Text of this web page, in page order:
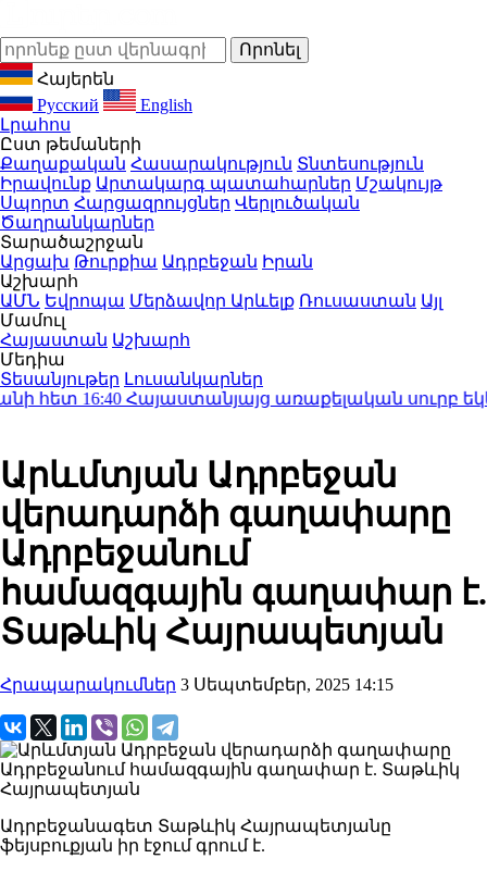
Հայերեն
Русский
English
Լրահոս
Ըստ թեմաների
Քաղաքական Հասարակություն Տնտեսություն
Իրավունք Արտակարգ պատահարներ Մշակույթ
Սպորտ Հարցազրույցներ Վերլուծական
Ծաղրանկարներ
Տարածաշրջան
Արցախ Թուրքիա Ադրբեջան Իրան
Աշխարհ
ԱՄՆ Եվրոպա Մերձավոր Արևելք Ռուսաստան Այլ
Մամուլ
Հայաստան Աշխարհ
Մեդիա
Տեսանյութեր Լուսանկարներ
16:40 Հայաստանյայց առաքելական սուրբ
Արևմտյան Ադրբեջան
վերադարձի գաղափարը
Ադրբեջանում
համազգային գաղափար է.
Տաթևիկ Հայրապետյան
Հրապարակումներ 3 Սեպտեմբեր, 2025 14:15
Ադրբեջանագետ Տաթևիկ Հայրապետյանը
ֆեյսբուքյան իր էջում գրում է.